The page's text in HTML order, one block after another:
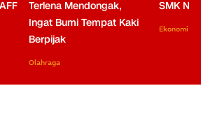
Terlena Mendongak,
Ingat Bumi Tempat Kaki
Berpijak
Olahraga
SMK
Ekonomi